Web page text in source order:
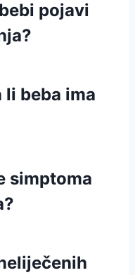
pojavi
li beba ima
simptoma